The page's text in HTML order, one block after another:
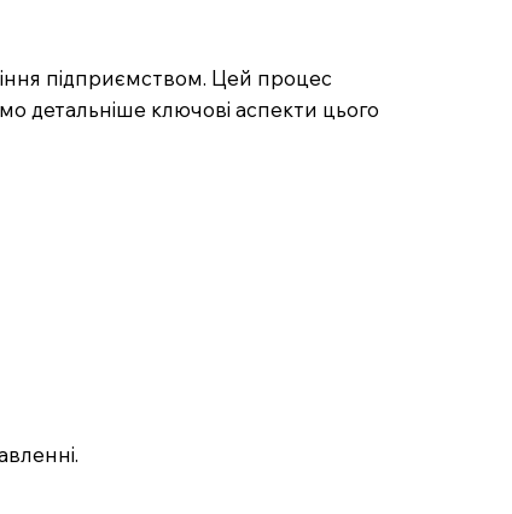
підприємством. Цей процес
детальніше ключові аспекти цього